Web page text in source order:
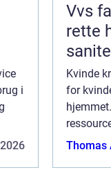
i
Vvs faxe sådan
rette
Kvinde
for
Thomas